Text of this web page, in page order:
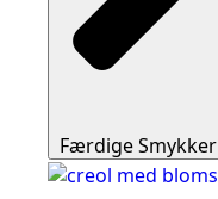
Færdige Smykker